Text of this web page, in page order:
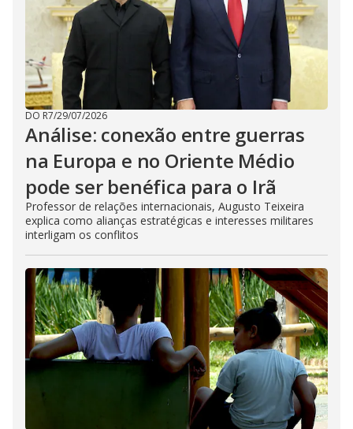
DO R7/29/07/2026
Análise: conexão entre guerras
na Europa e no Oriente Médio
pode ser benéfica para o Irã
Professor de relações internacionais, Augusto Teixeira
explica como alianças estratégicas e interesses militares
interligam os conflitos